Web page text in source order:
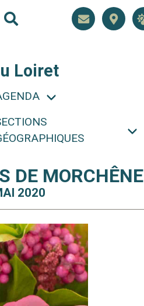
Loiret
DE MORCHÊNE
2020